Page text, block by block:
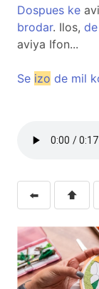
Dospues ke
brodar. Ilos, de
aviya Ifon...
Se izo de mil
⬅️ ⬆️